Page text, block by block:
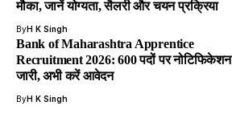
मौका, जानें योग्यता, सैलरी और चयन प्रक्रिया
ByH K Singh
Bank of Maharashtra Apprentice
Recruitment 2026: 600 पदों पर नोटिफिकेशन
जारी, अभी करें आवेदन
ByH K Singh